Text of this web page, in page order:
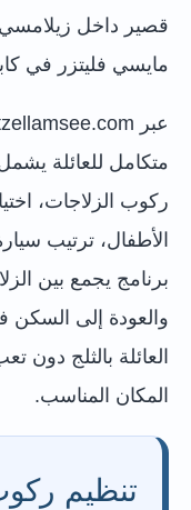
قصير داخل
مايسي فليتزر في
متكامل للعائلة
ركوب الزلاجات،
الأطفال، ترتيب
برنامج يجمع بين
والعودة إلى
العائلة بالثلج
المكان المناسب.
تنظيم